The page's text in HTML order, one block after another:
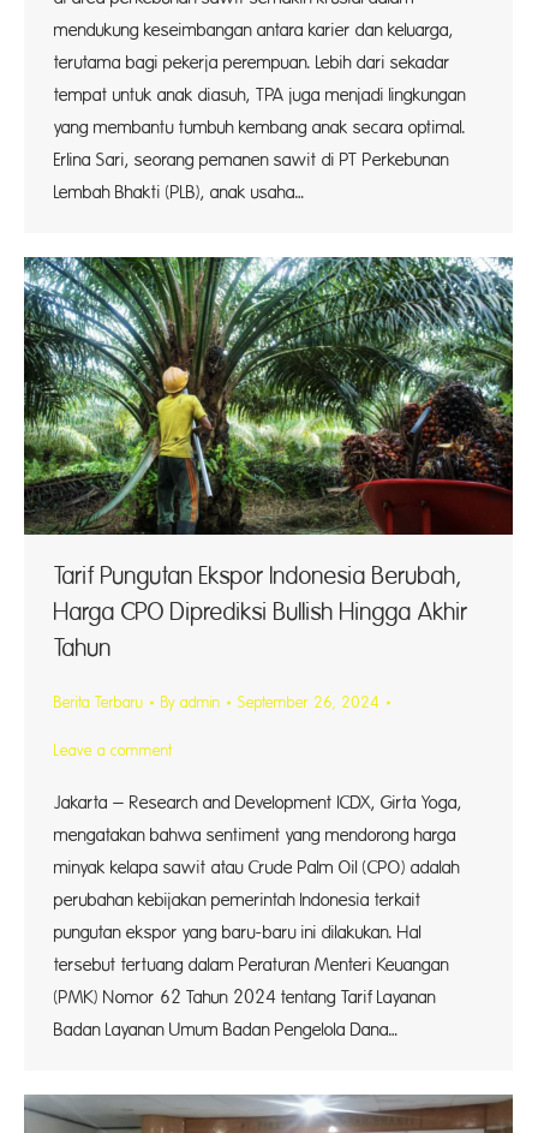
mendukung keseimbangan antara karier dan keluarga,
terutama bagi pekerja perempuan. Lebih dari sekadar
tempat untuk anak diasuh, TPA juga menjadi lingkungan
yang membantu tumbuh kembang anak secara optimal.
Erlina Sari, seorang pemanen sawit di PT Perkebunan
Lembah Bhakti (PLB), anak usaha…
Tarif Pungutan Ekspor Indonesia Berubah,
Harga CPO Diprediksi Bullish Hingga Akhir
Tahun
Berita Terbaru By admin September 26, 2024
Leave a comment
Jakarta – Research and Development ICDX, Girta Yoga,
mengatakan bahwa sentiment yang mendorong harga
minyak kelapa sawit atau Crude Palm Oil (CPO) adalah
perubahan kebijakan pemerintah Indonesia terkait
pungutan ekspor yang baru-baru ini dilakukan. Hal
tersebut tertuang dalam Peraturan Menteri Keuangan
(PMK) Nomor 62 Tahun 2024 tentang Tarif Layanan
Badan Layanan Umum Badan Pengelola Dana…